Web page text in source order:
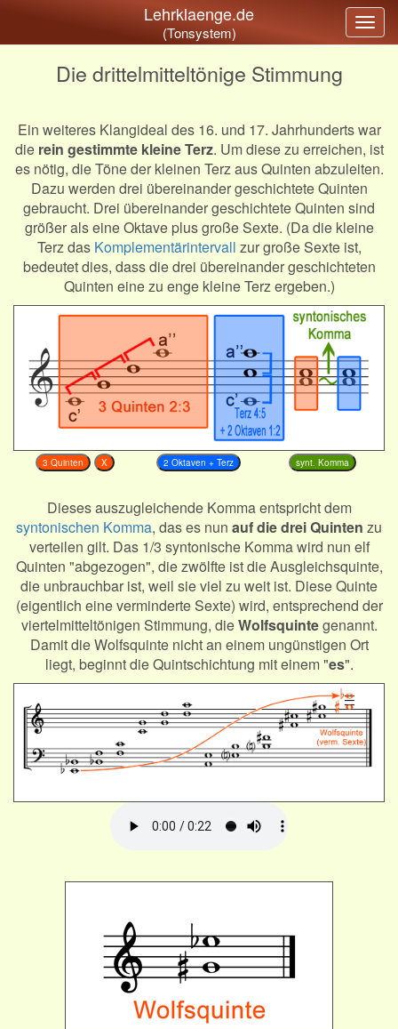
Lehrklaenge.de
(Tonsystem)
Die drittelmitteltönige Stimmung
Ein weiteres Klangideal des 16. und 17. Jahrhunderts war
die rein gestimmte kleine Terz. Um diese zu erreichen, ist
es nötig, die Töne der kleinen Terz aus Quinten abzuleiten.
Dazu werden drei übereinander geschichtete Quinten
gebraucht. Drei übereinander geschichtete Quinten sind
größer als eine Oktave plus große Sexte. (Da die kleine
Terz das Komplementärintervall zur große Sexte ist,
bedeutet dies, dass die drei übereinander geschichteten
Quinten eine zu enge kleine Terz ergeben.)
3 Quinten X 2 Oktaven + Terz synt. Komma
Dieses auszugleichende Komma entspricht dem
syntonischen Komma, das es nun auf die drei Quinten zu
verteilen gilt. Das 1/3 syntonische Komma wird nun elf
Quinten "abgezogen", die zwölfte ist die Ausgleichsquinte,
die unbrauchbar ist, weil sie viel zu weit ist. Diese Quinte
(eigentlich eine verminderte Sexte) wird, entsprechend der
viertelmitteltönigen Stimmung, dieWolfsquintegenannt.
Damit die Wolfsquinte nicht an einem ungünstigen Ort
liegt, beginnt die Quintschichtung mit einem "es".